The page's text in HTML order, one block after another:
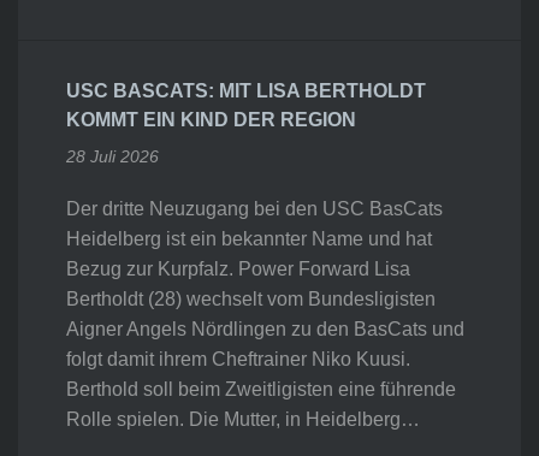
USC BASCATS: MIT LISA BERTHOLDT
KOMMT EIN KIND DER REGION
28 Juli 2026
Der dritte Neuzugang bei den USC BasCats
Heidelberg ist ein bekannter Name und hat
Bezug zur Kurpfalz. Power Forward Lisa
Bertholdt (28) wechselt vom Bundesligisten
Aigner Angels Nördlingen zu den BasCats und
folgt damit ihrem Cheftrainer Niko Kuusi.
Berthold soll beim Zweitligisten eine führende
Rolle spielen. Die Mutter, in Heidelberg…